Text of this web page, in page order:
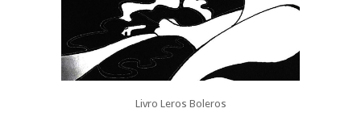
Livro Leros Boleros